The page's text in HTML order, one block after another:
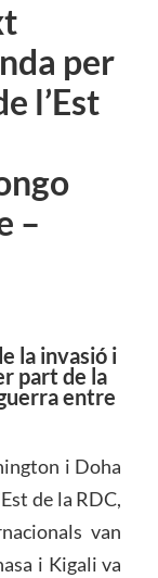
per
l’Est
–
la invasió i
part de la
entre
i Doha
de la RDC,
van
i Kigali va